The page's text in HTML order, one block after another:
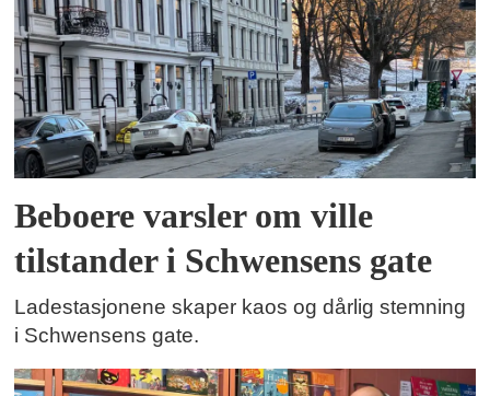
Beboere varsler om ville
tilstander i Schwensens gate
Ladestasjonene skaper kaos og dårlig stemning
i Schwensens gate.